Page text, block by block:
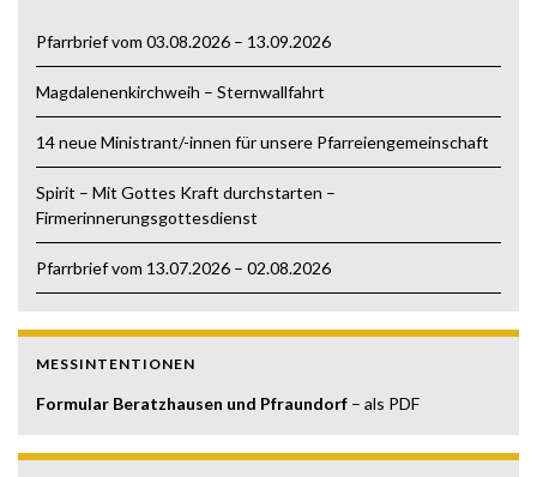
Pfarrbrief vom 03.08.2026 – 13.09.2026
Magdalenenkirchweih – Sternwallfahrt
14 neue Ministrant/-innen für unsere Pfarreiengemeinschaft
Spirit – Mit Gottes Kraft durchstarten –
Firmerinnerungsgottesdienst
Pfarrbrief vom 13.07.2026 – 02.08.2026
MESSINTENTIONEN
Formular Beratzhausen und Pfraundorf – als PDF